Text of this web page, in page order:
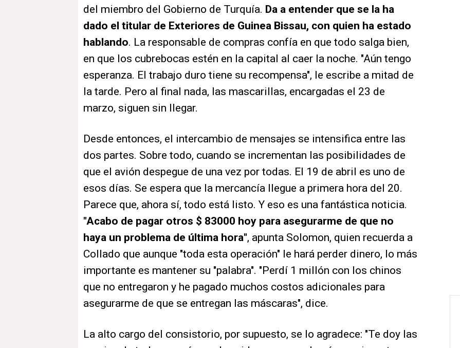
del miembro del Gobierno de Turquía. Da a entender que se la ha
dado el titular de Exteriores de Guinea Bissau, con quien ha estado
hablando. La responsable de compras confía en que todo salga bien,
en que los cubrebocas estén en la capital al caer la noche. "Aún tengo
esperanza. El trabajo duro tiene su recompensa", le escribe a mitad de
la tarde. Pero al final nada, las mascarillas, encargadas el 23 de
marzo, siguen sin llegar.
Desde entonces, el intercambio de mensajes se intensifica entre las
dos partes. Sobre todo, cuando se incrementan las posibilidades de
que el avión despegue de una vez por todas. El 19 de abril es uno de
esos días. Se espera que la mercancía llegue a primera hora del 20.
Parece que, ahora sí, todo está listo. Y eso es una fantástica noticia.
"Acabo de pagar otros $ 83000 hoy para asegurarme de que no
haya un problema de última hora", apunta Solomon, quien recuerda a
Collado que aunque "toda esta operación" le hará perder dinero, lo más
importante es mantener su "palabra". "Perdí 1 millón con los chinos
que no entregaron y he pagado muchos costos adicionales para
asegurarme de que se entregan las máscaras", dice.
La alto cargo del consistorio, por supuesto, se lo agradece: "Te doy las